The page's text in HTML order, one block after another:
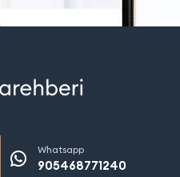
Whatsapp
905468771240